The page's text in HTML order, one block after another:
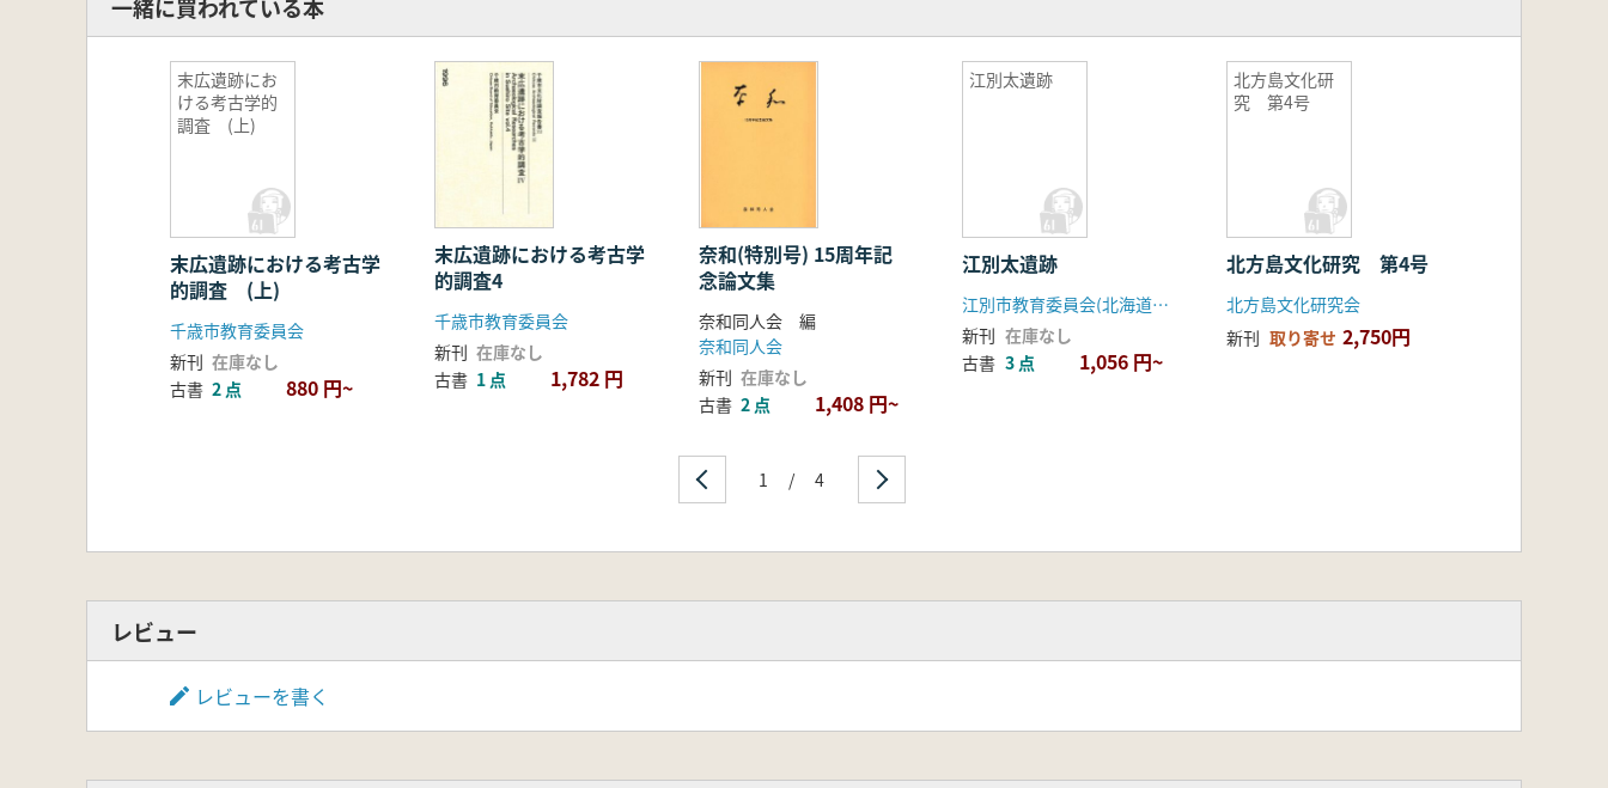
一緒に買われている本
末広遺跡にお
ける考古学的
調査 (上)
末広遺跡における考古学
的調査 (上)
千歳市教育委員会
新刊 在庫なし
古書 2 点 880 円~
末広遺跡における考古学
的調査4
千歳市教育委員会
新刊 在庫なし
古書 1 点 1,782 円
奈和(特別号) 15周年記
念論文集
奈和同人会 編
奈和同人会
新刊 在庫なし
古書 2 点 1,408 円~
江別太遺跡
江別太遺跡
江別市教育委員会(北海道先史学協会)
新刊 在庫なし
古書 3 点 1,056 円~
北方島文化研
究 第4号
北方島文化研究 第4号
北方島文化研究会
新刊 取り寄せ 2,750円
1 / 4
レビュー
レビューを書く